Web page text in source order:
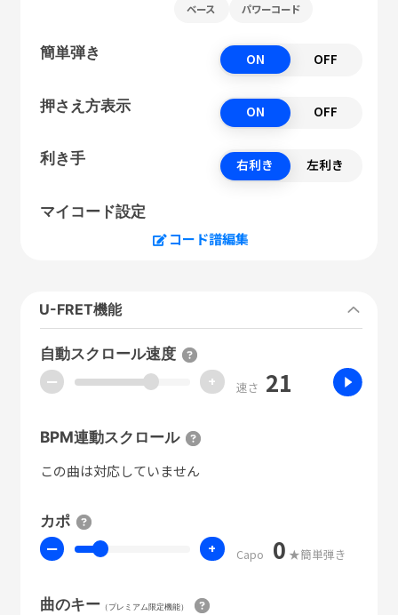
ベース パワーコード
簡単弾き ON OFF
押さえ方表示 ON OFF
利き手 右利き 左利き
マイコード設定
コード譜編集
U-FRET機能
自動スクロール速度
ー + 速さ 21
BPM連動スクロール
この曲は対応していません
カポ
ー + Capo 0 ★簡単弾き
曲のキー（プレミアム限定機能）